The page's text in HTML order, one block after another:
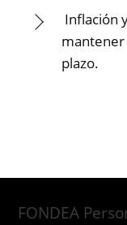
Inflación
mantener
plazo.
FONDEA